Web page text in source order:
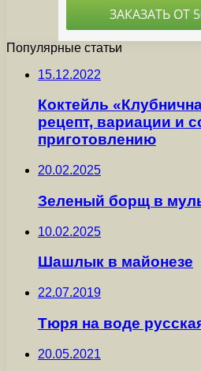
Популярные статьи
15.12.2022
Коктейль
рецепт, вариации и
приготовлению
20.02.2025
Зеленый борщ в
10.02.2025
Шашлык в майонезе
22.07.2019
Тюря на воде
20.05.2021